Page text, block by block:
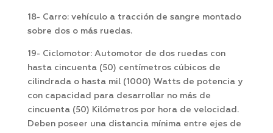
18- Carro: vehículo a tracción de sangre montado
sobre dos o más ruedas.
19- Ciclomotor: Automotor de dos ruedas con
hasta cincuenta (50) centímetros cúbicos de
cilindrada o hasta mil (1000) Watts de potencia y
con capacidad para desarrollar no más de
cincuenta (50) Kilómetros por hora de velocidad.
Deben poseer una distancia mínima entre ejes de